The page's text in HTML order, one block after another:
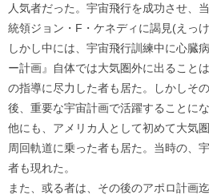
人気者だった。宇宙飛行を成功させ、
統領ジョン・F・ケネディに謁見(えっ
しかし中には、宇宙飛行訓練中に心臓
ー計画』自体では大気圏外に出ること
の指導に尽力した者も居た。しかしそ
後、重要な宇宙計画で活躍することにな
他にも、アメリカ人として初めて大気
周回軌道に乗った者も居た。当時の、
者も現れた。
また、或る者は、その後のアポロ計画